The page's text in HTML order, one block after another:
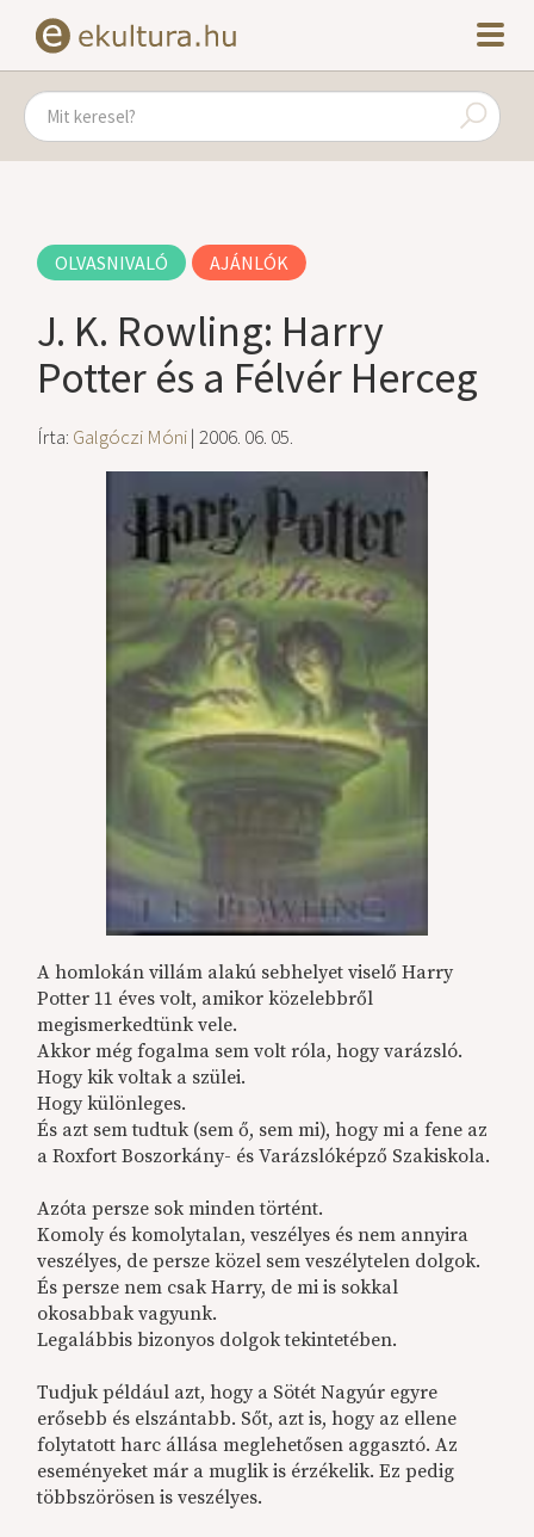
OLVASNIVALÓ AJÁNLÓK
J. K. Rowling: Harry
Potter és a Félvér Herceg
Írta: Galgóczi Móni| 2006. 06. 05.
A homlokán villám alakú sebhelyet viselő Harry
Potter 11 éves volt, amikor közelebbről
megismerkedtünk vele.
Akkor még fogalma sem volt róla, hogy varázsló.
Hogy kik voltak a szülei.
Hogy különleges.
És azt sem tudtuk (sem ő, sem mi), hogy mi a fene az
a Roxfort Boszorkány- és Varázslóképző Szakiskola.
Azóta persze sok minden történt.
Komoly és komolytalan, veszélyes és nem annyira
veszélyes, de persze közel sem veszélytelen dolgok.
És persze nem csak Harry, de mi is sokkal
okosabbak vagyunk.
Legalábbis bizonyos dolgok tekintetében.
Tudjuk például azt, hogy a Sötét Nagyúr egyre
erősebb és elszántabb. Sőt, azt is, hogy az ellene
folytatott harc állása meglehetősen aggasztó. Az
eseményeket már a muglik is érzékelik. Ez pedig
többszörösen is veszélyes.